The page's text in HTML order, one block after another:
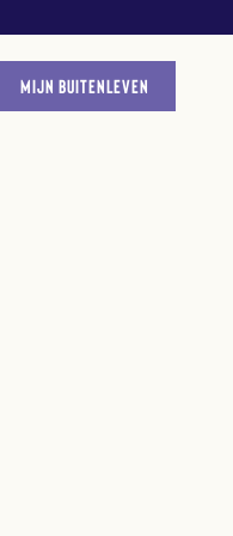
MIJN BUITENLEVEN